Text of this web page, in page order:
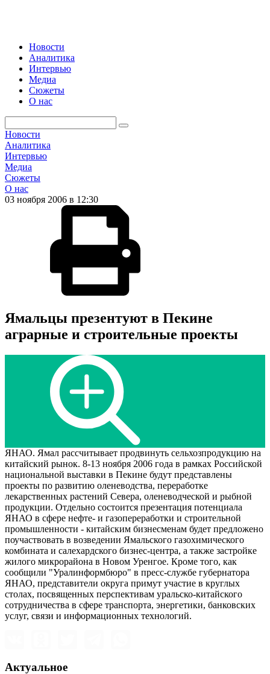
Новости
Аналитика
Интервью
Медиа
Сюжеты
О нас
Новости
Аналитика
Интервью
Медиа
Сюжеты
О нас
03 ноября 2006 в 12:30
Ямальцы презентуют в Пекине
аграрные и строительные проекты
ЯНАО. Ямал рассчитывает продвинуть сельхозпродукцию на
китайский рынок. 8-13 ноября 2006 года в рамках Российской
национальной выставки в Пекине будут представлены
проекты по развитию оленеводства, переработке
лекарственных растений Севера, оленеводческой и рыбной
продукции. Отдельно состоится презентация потенциала
ЯНАО в сфере нефте- и газопереработки и строительной
промышленности - китайским бизнесменам будет предложено
поучаствовать в возведении Ямальского газохимического
комбината и салехардского бизнес-центра, а также застройке
жилого микрорайона в Новом Уренгое. Кроме того, как
сообщили "Уралинформбюро" в пресс-службе губернатора
ЯНАО, представители округа примут участие в круглых
столах, посвященных перспективам уральско-китайского
сотрудничества в сфере транспорта, энергетики, банковских
услуг, связи и информационных технологий.
Актуальное